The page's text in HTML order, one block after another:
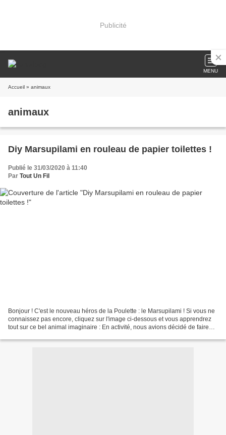
Publicité
MENU
Accueil » animaux
animaux
Diy Marsupilami en rouleau de papier toilettes !
Publié le 31/03/2020 à 11:40
Par Tout Un Fil
Bonjour ! C'est le nouveau héros de la Poulette : le Marsupilami ! Si vous ne
connaissez pas encore, cliquez sur l'image ci-dessous et vous apprendrez
tout sur ce bel animal imaginaire : En activité, nous avions décidé de faire